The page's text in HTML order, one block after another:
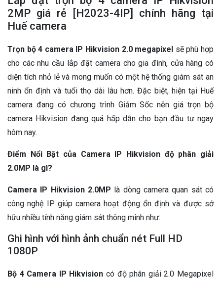
2MP giá rẻ [H2023-4IP] chính hãng tại
Huế camera
Trọn bộ 4 camera IP Hikvision 2.0 megapixel sẽ phù hợp
cho các nhu cầu lắp đặt camera cho gia đình, cửa hàng có
diện tích nhỏ lẻ và mong muốn có một hệ thống giám sát an
ninh ổn định và tuổi thọ dài lâu hơn. Đặc biệt, hiện tại Huế
camera đang có chương trình Giảm Sốc nên giá trọn bộ
camera Hikvision đang quá hấp dẫn cho bạn đầu tư ngay
hôm nay.
Điểm Nổi Bật của Camera IP Hikvision độ phân giải
2.0MP là gì?
Camera IP Hikvision 2.0MP là dòng camera quan sát có
công nghệ IP giúp camera hoạt động ổn định và được sở
hữu nhiều tính năng giám sát thông minh như:
Ghi hình với hình ảnh chuẩn nét Full HD
1080P
Bộ 4 Camera IP Hikvision có độ phân giải 2.0 Megapixel